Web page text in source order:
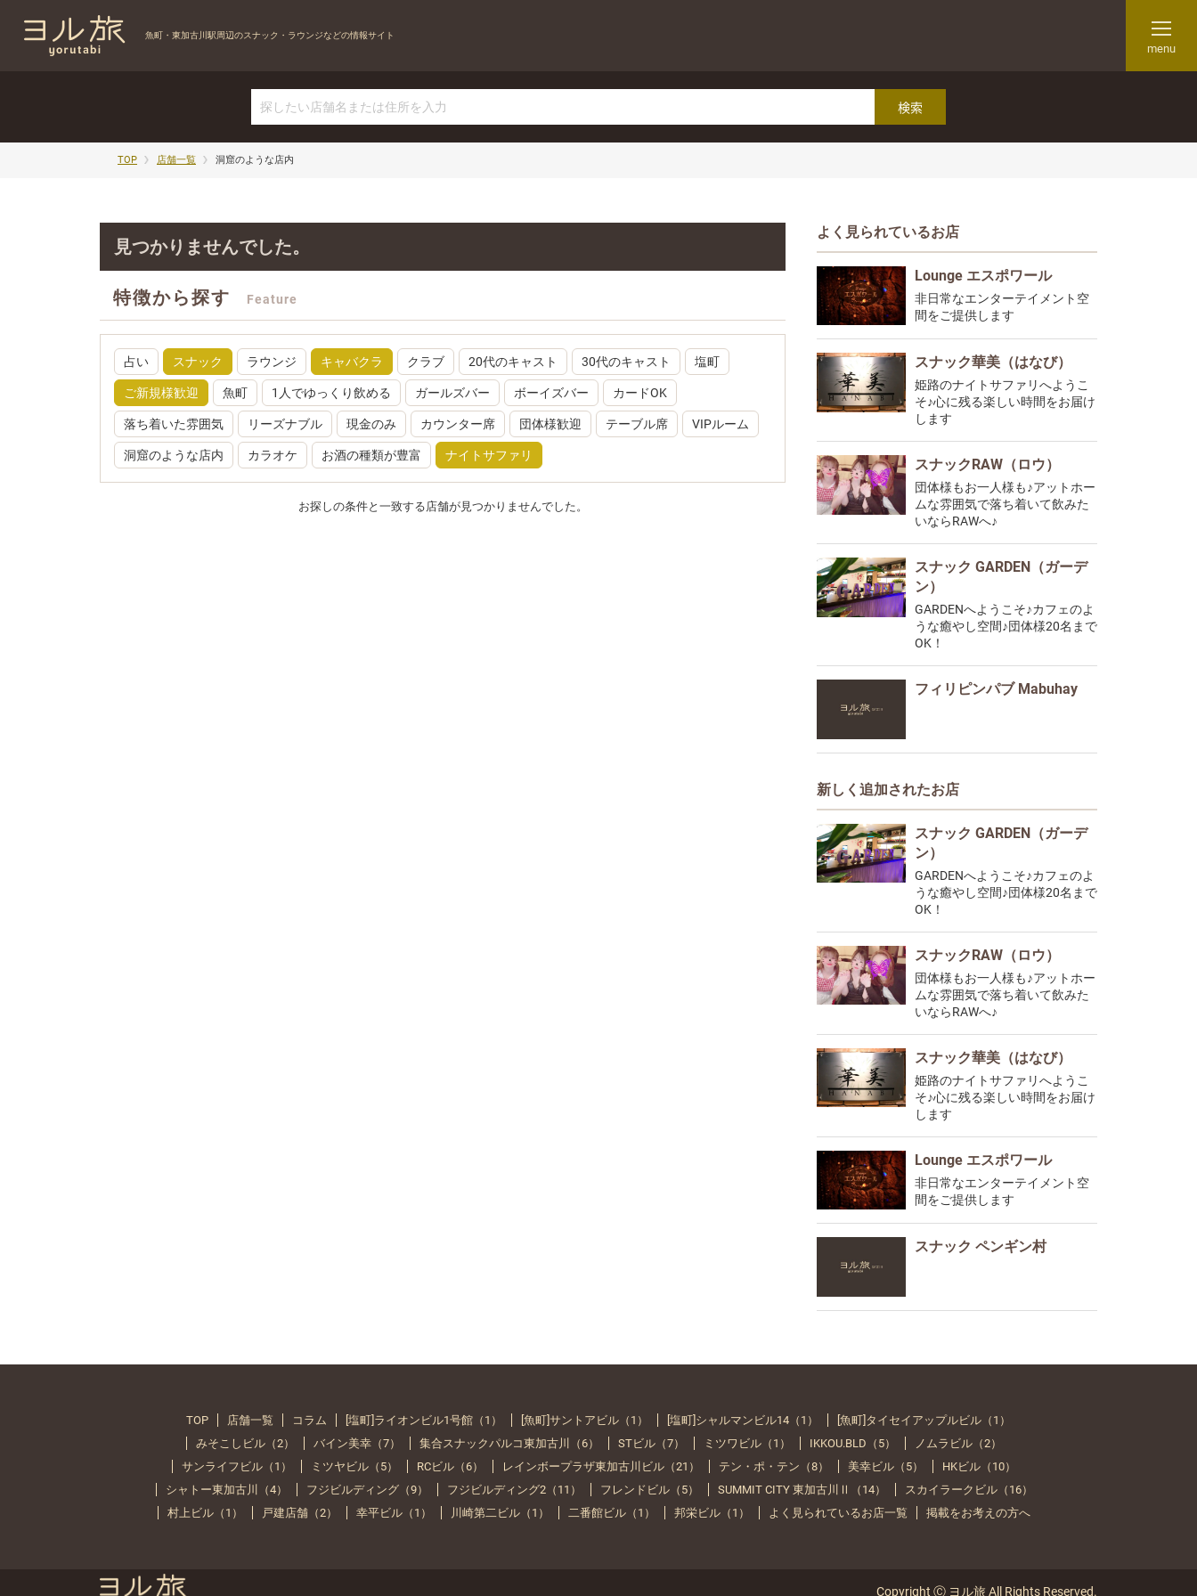
魚町・東加古川駅周辺のスナック・ラウンジなどの情報サイト
menu
TOP 店舗一覧 洞窟のような店内
見つかりませんでした。
特徴から探す Feature
占い スナック ラウンジ キャバクラ クラブ 20代のキャスト 30代のキャスト 塩町
ご新規様歓迎 魚町 1人でゆっくり飲める ガールズバー ボーイズバー カードOK
落ち着いた雰囲気 リーズナブル 現金のみ カウンター席 団体様歓迎 テーブル席 VIPルーム
洞窟のような店内 カラオケ お酒の種類が豊富 ナイトサファリ
お探しの条件と一致する店舗が見つかりませんでした。
よく見られているお店
Lounge エスポワール
非日常なエンターテイメント空
間をご提供します
スナック華美（はなび）
姫路のナイトサファリへようこ
そ♪心に残る楽しい時間をお届け
します
スナックRAW（ロウ）
団体様もお一人様も♪アットホー
ムな雰囲気で落ち着いて飲みた
いならRAWへ♪
スナック GARDEN（ガーデ
ン）
GARDENへようこそ♪カフェのよ
うな癒やし空間♪団体様20名まで
OK！
フィリピンパブ Mabuhay
新しく追加されたお店
スナック GARDEN（ガーデ
ン）
GARDENへようこそ♪カフェのよ
うな癒やし空間♪団体様20名まで
OK！
スナックRAW（ロウ）
団体様もお一人様も♪アットホー
ムな雰囲気で落ち着いて飲みた
いならRAWへ♪
スナック華美（はなび）
姫路のナイトサファリへようこ
そ♪心に残る楽しい時間をお届け
します
Lounge エスポワール
非日常なエンターテイメント空
間をご提供します
スナック ペンギン村
TOP 店舗一覧 コラム [塩町]ライオンビル1号館（1） [魚町]サントアビル（1） [塩町]シャルマンビル14（1）
[魚町]タイセイアップルビル（1）
みそこしビル（2）
バイン美幸（7） 集合スナックパルコ東加古川（6） STビル（7） ミツワビル（1） IKKOU.BLD（5）
ノムラビル（2）
サンライフビル（1）
ミツヤビル（5） RCビル（6） レインボープラザ東加古川ビル（21） テン・ポ・テン（8） 美幸ビル（5）
HKビル（10）
シャトー東加古川（4）
フジビルディング（9） フジビルディング2（11） フレンドビル（5） SUMMIT CITY 東加古川Ⅱ（14）
スカイラークビル（16）
村上ビル（1）
戸建店舗（2） 幸平ビル（1） 川崎第二ビル（1） 二番館ビル（1） 邦栄ビル（1） よく見られているお店一覧 掲載をお考えの方へ
Copyright Ⓒ ヨル旅 All Rights Reserved.